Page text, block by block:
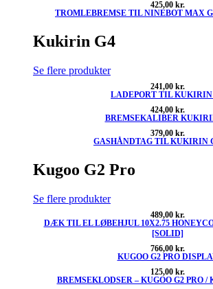
425,00 kr.
TROMLEBREMSE TIL NINEBOT MAX
Kukirin G4
Se flere produkter
241,00 kr.
LADEPORT TIL KUKIRIN
424,00 kr.
BREMSEKALIBER
379,00 kr.
GASHÅNDTAG TIL KUKIRIN
Kugoo G2 Pro
Se flere produkter
489,00 kr.
DÆK TIL EL LØBEHJUL 10X2.75
[SOLID]
766,00 kr.
KUGOO G2 PRO
125,00 kr.
BREMSEKLODSER – KUGOO G2 PRO /